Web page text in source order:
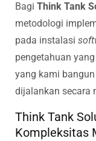
Bagi Think Tank
metodologi
pada instalasi
pengetahuan
yang kami
dijalankan secara
Think Tank
Kompleksitas